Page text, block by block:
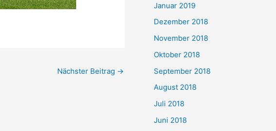
Nächster Beitrag →
Januar 2019
Dezember 2018
November 2018
Oktober 2018
September 2018
August 2018
Juli 2018
Juni 2018